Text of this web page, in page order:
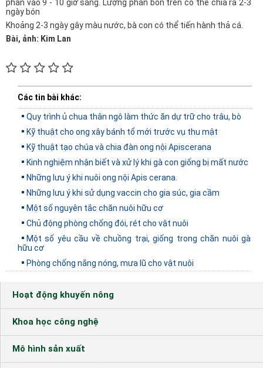
phân vào 9 - 10 giờ sáng. Lượng phân bón trên có thể chia ra 2-3
ngày bón
Khoảng 2-3 ngày gây màu nước, bà con có thể tiến hành thả cá.
Bài, ảnh: Kim Lan
Các tin bài khác:
Quy trình ủ chua thân ngô làm thức ăn dự trữ cho trâu, bò
Kỹ thuật cho ong xây bánh tổ mới trước vụ thu mật
Kỹ thuật tạo chúa và chia đàn ong nội Apiscerana
Kinh nghiệm nhận biết và xử lý khi gà con giống bị mất nước
Những lưu ý khi nuôi ong nội Apis cerana.
Những lưu ý khi sử dụng vaccin cho gia súc, gia cầm
Một số nguyên tắc chăn nuôi hữu cơ
Chủ động phòng chống đói, rét cho vật nuôi
Một số yêu cầu về chuồng trại, giống trong chăn nuôi gà
hữu cơ
Phòng chống nắng nóng, mưa lũ cho vật nuôi
Hoạt động khuyến nông
Khoa học công nghệ
Mô hình sản xuất